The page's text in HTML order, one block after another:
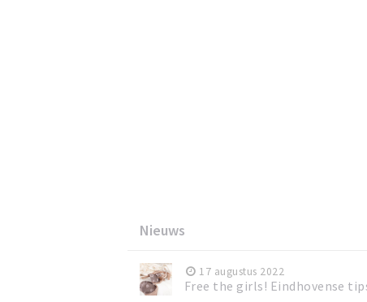
Nieuws
17 augustus 2022
Free the girls! Eindhovense